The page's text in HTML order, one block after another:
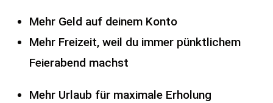
Mehr Geld auf deinem Konto
Mehr Freizeit, weil du immer pünktlichem
Feierabend machst
Mehr Urlaub für maximale Erholung